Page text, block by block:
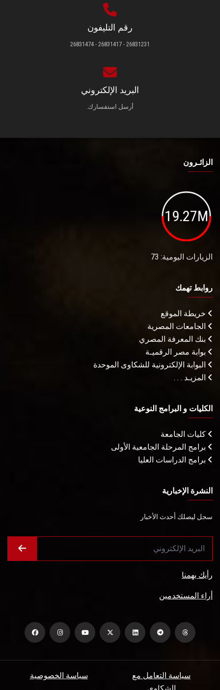
رقم التليفون
26831231 - 26831417 - 26831474
البريد الإلكتروني
أرسل استفسارك.
الزائـرون
19.27M
الزيارات اليومية: 73
روابط تهمك
خريطة الموقع
الجامعات المصرية
بنك المعرفة المصري
بوابة مصر الرقميـة
البوابة الإلكترونية للشكاوى الموحدة
المزيـد . . .
الكليات و البرامج النوعية
كليات الجامعة
برامج المرحلة الجامعية الأولى
برامج الدراسات العليا
النشرة الإخبارية
سجل ليصلك أحدث الأخبار
رأيك يهمنا
أراء المستخدمين
سياسة الخصوصية
سياسة التعامل مع
الشكاوي